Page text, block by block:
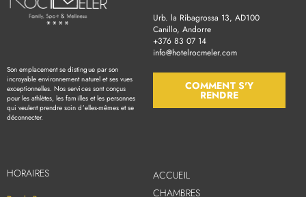
Son emplacement se distingue par son
incroyable environnement naturel et ses vues
exceptionnelles. Nos services sont conçus
pour les athlètes, les familles et les personnes
qui veulent prendre soin d’elles-mêmes et se
déconnecter.
Urb. la Ribagrossa 13, AD100
Canillo, Andorre
+376 83 07 14
info@hotelrocmeler.com
COMMENT S'Y
RENDRE
HORAIRES
ACCUEIL
CHAMBRES